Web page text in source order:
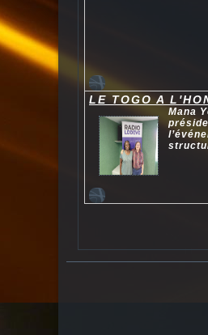
LE TOGO A
Mana